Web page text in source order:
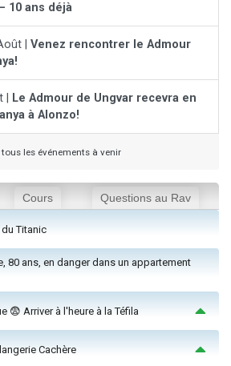
10 ans déjà
| Venez rencontrer le Admour
Le Admour de Ungvar recevra en
à Alonzo!
tous les événements à venir
Cours Questions au Rav
Titanic
80 ans, en danger dans un appartement
😨 Arriver à l'heure à la Téfila
Cachère